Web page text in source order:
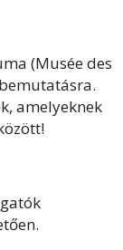
(Musée des
amelyeknek